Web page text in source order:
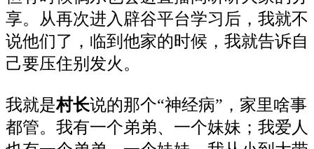
享。从再次进入辟谷平台学习后，我就不
说他们了，临到他家的时候，我就告诉自
己要压住别发火。
我就是村长说的那个“神经病”，家里啥事
都管。我有一个弟弟、一个妹妹；我爱人